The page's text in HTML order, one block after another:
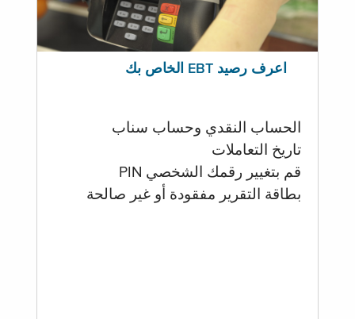
اعرف رصيد EBT الخاص بك
الحساب النقدي وحساب سناب
تاريخ التعاملات
قم بتغيير رقمك الشخصي PIN
بطاقة التقرير مفقودة أو غير صالحة